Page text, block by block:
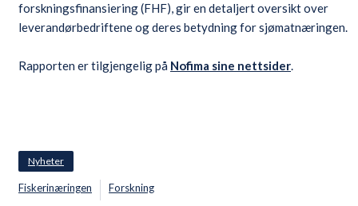
forskningsfinansiering (FHF), gir en detaljert oversikt over
leverandørbedriftene og deres betydning for sjømatnæringen.
Rapporten er tilgjengelig på Nofima sine nettsider.
Nyheter
Fiskerinæringen Forskning